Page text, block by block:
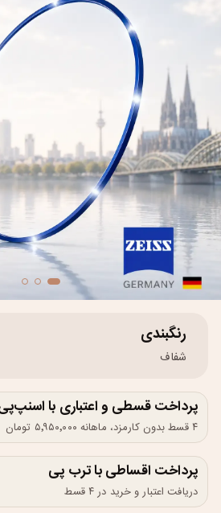
رنگبندی
شفاف
پرداخت قسطی و اعتباری با
۴ قسط بدون کارمزد، ماهانه ۵٬۹۵۰٬۰۰۰ تومان
پرداخت اقساطی با ترب پی
دریافت اعتبار و خرید در ۴ قسط